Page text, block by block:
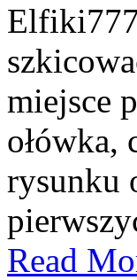
Elfiki777
miejsce
ołówka,
rysunku
Read